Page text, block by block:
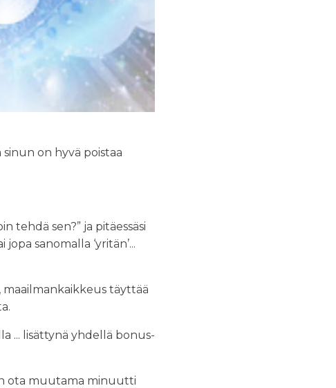
on hyvä poistaa
tehdä sen?” ja pitäessäsi
jopa sanomalla ‘yritän’...
täyttää
... lisättynä yhdellä bonus-
ota muutama minuutti